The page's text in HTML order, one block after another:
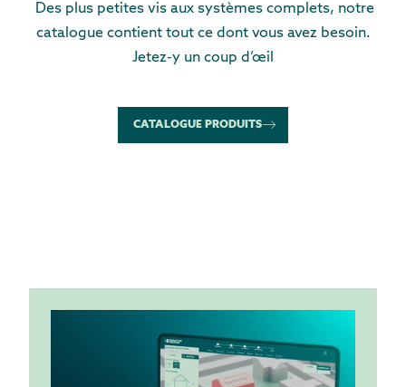
Des plus petites vis aux systèmes complets, notre
catalogue contient tout ce dont vous avez besoin.
Jetez-y un coup d’œil
CATALOGUE PRODUITS